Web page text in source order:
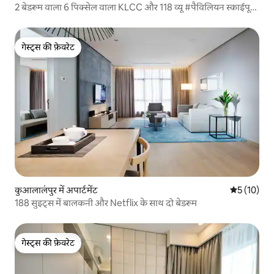
2 बेडरूम वाला 6 पिक्सेल वाला KLCC और 118 व्यू #पैविलियन स्काईपूल
गेस्ट्स की फ़ेवरेट
गेस्ट्स की फ़ेवरेट
कुआलालंपुर में अपार्टमेंट औसत रेटिंग
5 (10)
188 सुइट्स में बालकनी और Netflix के साथ दो बेडरूम
गेस्ट्स की फ़ेवरेट
गेस्ट्स की फ़ेवरेट